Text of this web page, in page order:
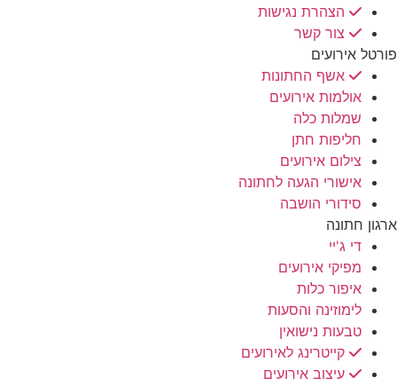
הצהרת נגישות
צור קשר
פורטל אירועים
אשף החתונות
אולמות אירועים
שמלות כלה
חליפות חתן
צילום אירועים
אישורי הגעה לחתונה
סידורי הושבה
ארגון חתונה
די ג'יי
מפיקי אירועים
איפור כלות
לימוזינה והסעות
טבעות נישואין
קייטרינג לאירועים
עיצוב אירועים